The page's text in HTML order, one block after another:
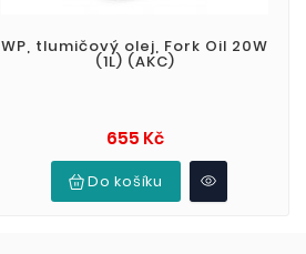
WP, tlumičový olej, Fork Oil 20W
(1L) (AKC)
655 KčCena
Do košíku